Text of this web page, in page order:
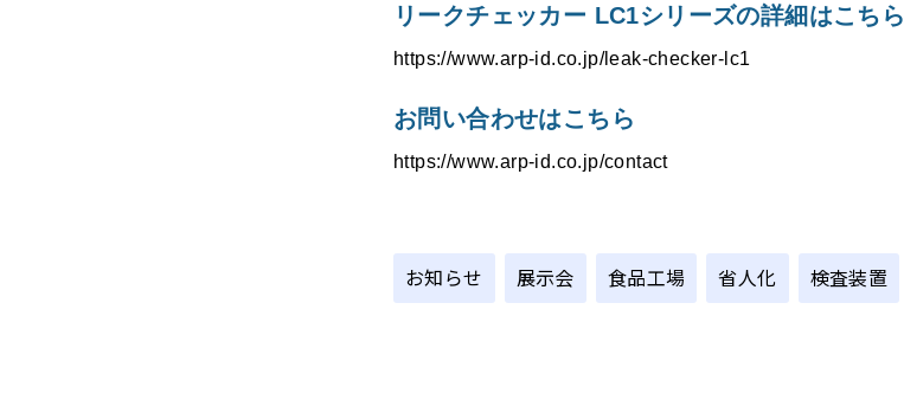
リークチェッカー LC1シリーズの詳細はこちら
https://www.arp-id.co.jp/leak-checker-lc1
お問い合わせはこちら
https://www.arp-id.co.jp/contact
お知らせ 展示会 食品工場 省人化 検査装置